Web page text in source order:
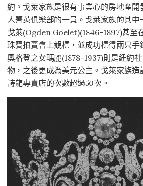
約。戈萊家族是很有事業心的房地產開
人菁英俱樂部的一員。戈萊家族的其中
戈萊(Ogden Goelet)(1846-1897)甚至
珠寶拍賣會上競標，並成功標得兩只手
奧格登之女瑪麗(1878-1937)則是紐約
物，之後更成為美元公主。戈萊家族
詩龍專賣店的次數超過50次。